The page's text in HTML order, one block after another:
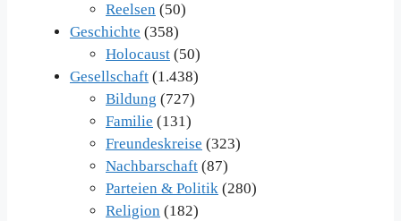
Reelsen (50)
Geschichte (358)
Holocaust (50)
Gesellschaft (1.438)
Bildung (727)
Familie (131)
Freundeskreise (323)
Nachbarschaft (87)
Parteien & Politik (280)
Religion (182)